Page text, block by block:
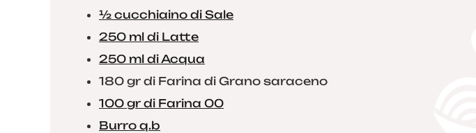
½ cucchiaino di Sale
250 ml di Latte
250 ml di Acqua
180 gr di Farina di Grano saraceno
100 gr di Farina 00
Burro q.b